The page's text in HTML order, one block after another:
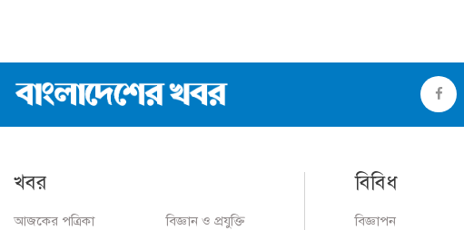
খবর
আজকের পত্রিকা বিজ্ঞান ও প্রযুক্তি
বিবিধ
বিজ্ঞাপন